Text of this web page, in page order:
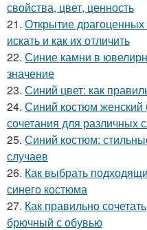
свойства, цвет, ценность
21. Открытие
искать и как их отличить
22. Синие камни в
значение
23. Синий цвет: как
24. Синий костюм
сочетания для различных
25. Синий костюм:
случаев
26. Как выбрать
синего костюма
27. Как правильно
брючный с обувью